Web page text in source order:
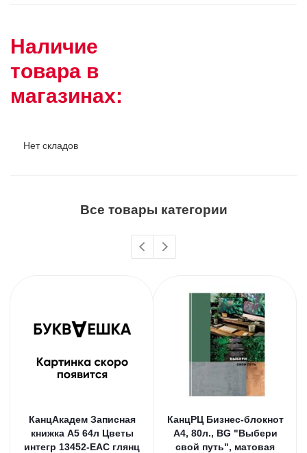
Наличие
товара в
магазинах:
Нет складов
Все товары категории
КанцАкадем Записная
книжка А5 64л Цветы
интегр 13452-EAC глянц
КанцРЦ Бизнес-блокнот
А4, 80л., BG "Выбери
свой путь", матовая